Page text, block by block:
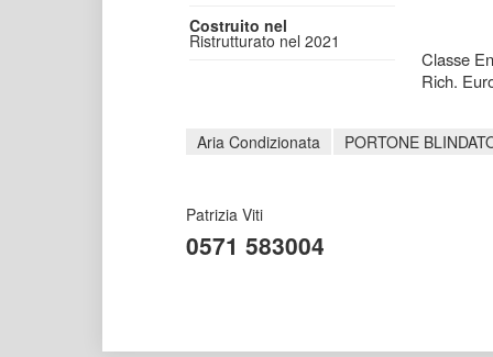
Costruito nel
Ristrutturato nel 2021
Classe
Rich.
Aria Condizionata PORTONE
Patrizia Viti
0571 583004